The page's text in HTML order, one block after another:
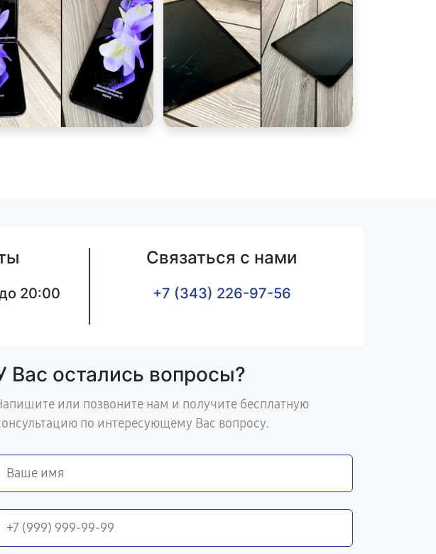
20:00
Связаться с нами
+7 (343) 226-97-56
Вас остались вопросы?
или позвоните нам и получите бесплатную
по интересующему Вас вопросу.